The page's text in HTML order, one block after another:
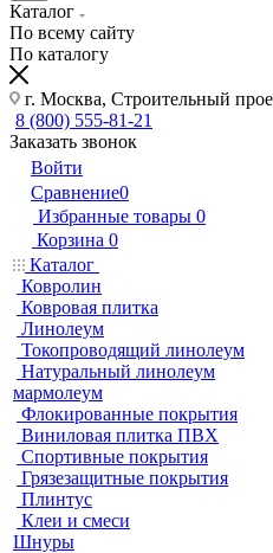
Каталог
По всему сайту
По каталогу
г. Москва, Строительный
8 (800) 555-81-21
Заказать звонок
Войти
Сравнение0
Избранные товары 0
Корзина 0
Каталог
Ковролин
Ковровая плитка
Линолеум
Токопроводящий линолеум
Натуральный линолеум
мармолеум
Флокированные покрытия
Виниловая плитка ПВХ
Спортивные покрытия
Грязезащитные покрытия
Плинтус
Клеи и смеси
Шнуры